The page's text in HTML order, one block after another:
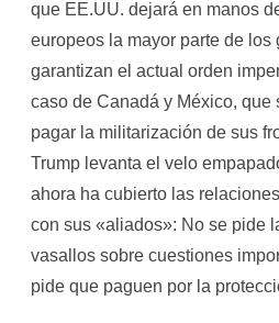
que EE.UU. dejará en manos
europeos la mayor parte de los
garantizan el actual orden
caso de Canadá y México, que
pagar la militarización de sus
Trump levanta el velo
ahora ha cubierto las
con sus «aliados»: No se pide
vasallos sobre cuestiones
pide que paguen por la